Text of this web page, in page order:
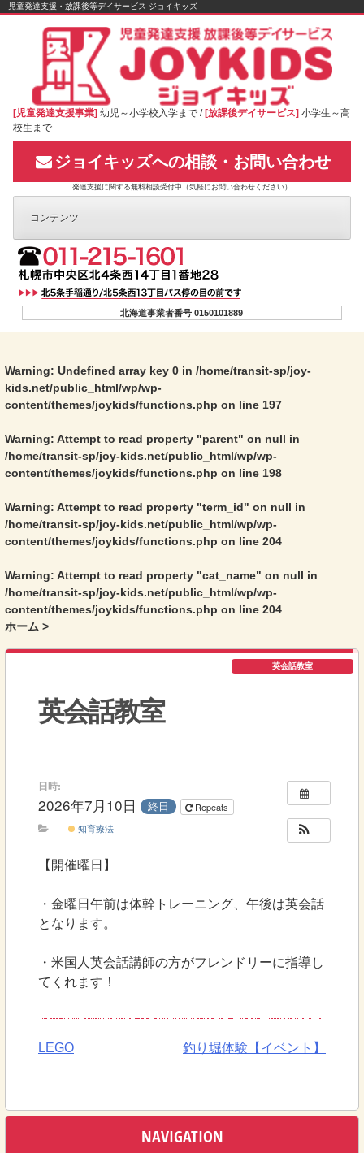
Skip
児童発達支援・放課後等デイサービス ジョイキッズ
[児童発達支援事業] 幼児～小学校入学まで / [放課後デイサービス] 小学生～高
校生まで
ジョイキッズへの相談・お問い合わせ
発達支援に関する無料相談受付中（気軽にお問い合わせください）
コンテンツ
北海道事業者番号 0150101889
Warning: Undefined array key 0 in /home/transit-sp/joy-
kids.net/public_html/wp/wp-
content/themes/joykids/functions.php on line 197
Warning: Attempt to read property "parent" on null in
/home/transit-sp/joy-kids.net/public_html/wp/wp-
content/themes/joykids/functions.php on line 198
Warning: Attempt to read property "term_id" on null in
/home/transit-sp/joy-kids.net/public_html/wp/wp-
content/themes/joykids/functions.php on line 204
Warning: Attempt to read property "cat_name" on null in
/home/transit-sp/joy-kids.net/public_html/wp/wp-
content/themes/joykids/functions.php on line 204
ホーム >
NAVIGATION
英会話教室
英会話教室
日時:
2026年7月10日 終日
Repeats
知育療法
【開催曜日】
・金曜日午前は体幹トレーニング、午後は英会話
となります。
・米国人英会話講師の方がフレンドリーに指導し
てくれます！
ナ
LEGO 釣り堀体験【イベント】